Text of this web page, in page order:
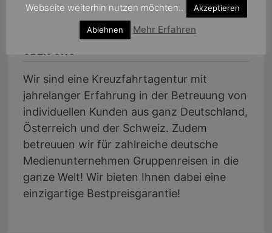
ÜBER UNS
Wir sind eine Kreuzfahrtagentur mit
jahrelanger Erfahrung in der Betreuung von
individuellen Kunden aus ganz Deutschland,
Österreich und der Schweiz. Zudem
betreuuen wir für zahlreiche deutsche
Medienunternehmen Gruppenreisen in die
ganze Welt! Wir bieten Ihnen dabei eine
einzigartige Bestpreisgarantie!
Webseite weiterhin nutzen möchten..
Akzeptieren
Ablehnen Mehr Erfahren